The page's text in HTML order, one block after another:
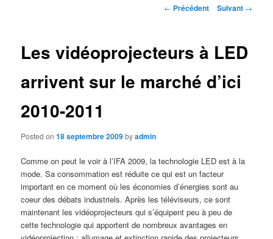
Navigation des articles
← Précédent Suivant →
Les vidéoprojecteurs à LED
arrivent sur le marché d’ici
2010-2011
Posted on18 septembre 2009byadmin
Comme on peut le voir à l’IFA 2009, la technologie LED est à la
mode. Sa consommation est réduite ce qui est un facteur
important en ce moment où les économies d’énergies sont au
coeur des débats industriels. Après les téléviseurs, ce sont
maintenant les vidéoprojecteurs qui s’équipent peu à peu de
cette technologie qui apportent de nombreux avantages en